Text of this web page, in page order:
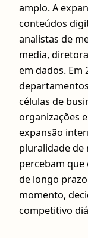
amplo. A
conteúdos
analistas de
media,
em dados. Em
células de
organizações
expansão
pluralidade de
percebam
de longo
momento,
competitivo